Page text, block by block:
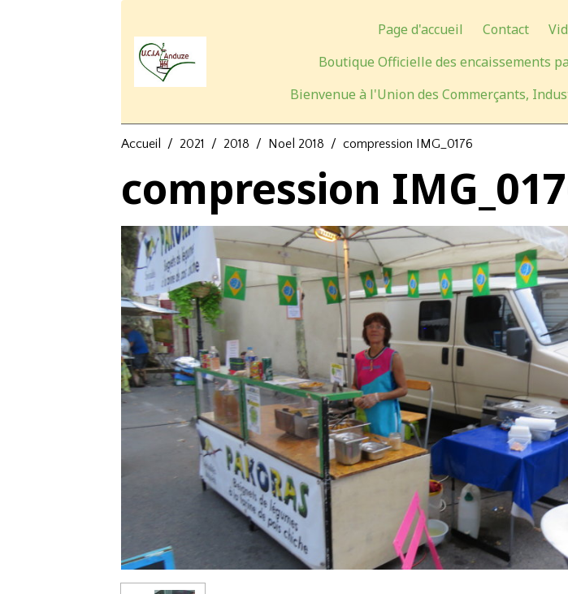
Page d'accueil Contact
Boutique Officielle des encaissements
Bienvenue à l'Union des Commerçants,
Accueil 2021 2018 Noel 2018 compression IMG_0176
compression